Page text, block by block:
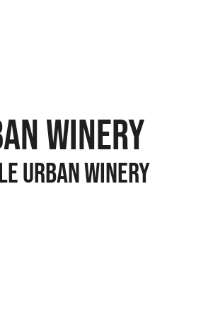
WINERY
URBAN WINERY